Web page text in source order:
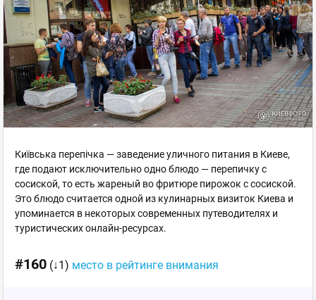
Київська перепічка — заведение уличного питания в Киеве,
где подают исключительно одно блюдо — перепичку с
сосиской, то есть жареный во фритюре пирожок с сосиской.
Это блюдо считается одной из кулинарных визиток Киева и
упоминается в некоторых современных путеводителях и
туристических онлайн-ресурсах.
#160 (↓1) место в рейтинге внимания